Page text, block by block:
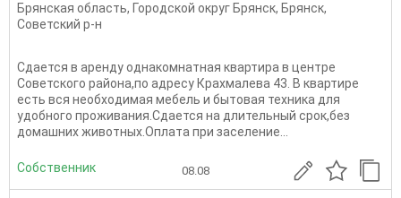
Брянская область, Городской округ Брянск, Брянск,
Советский р-н
Сдается в аренду однакомнатная квартира в центре
Советского района,по адресу Крахмалева 43. В квартире
есть вся необходимая мебель и бытовая техника для
удобного проживания.Сдается на длительный срок,без
домашних животных.Оплата при заселение...
Собственник 08.08